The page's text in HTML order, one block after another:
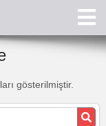
gösterilmiştir.